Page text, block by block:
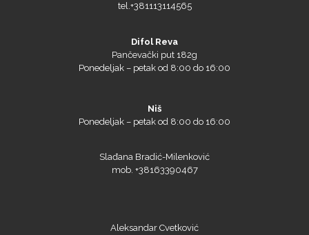
tel.+381113114565
Difol Reva
Pančevački put 182g
Ponedeljak – petak od 8:00 do 16:00
Niš
Ponedeljak – petak od 8:00 do 16:00
Slađana Bradić-Milenković
mob. +38163390467
Aleksandar Cvetković